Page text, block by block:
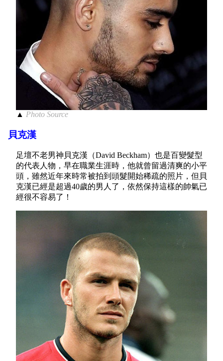
▲ Photo Source
貝克漢
足壇不老男神貝克漢（David Beckham）也是百變髮型
的代表人物，早在職業生涯時，他就曾留過清爽的小平
頭，雖然近年來時常被拍到頭髮開始稀疏的照片，但貝
克漢已經是超過40歲的男人了，依然保持這樣的帥氣已
經很不容易了！